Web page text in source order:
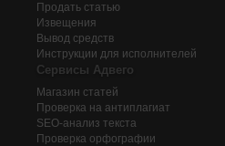
Продать статью
Извещения
Вывод средств
Инструкции для исполнителей
Сервисы Адвего
Магазин статей
Проверка на антиплагиат
SEO-анализ текста
Проверка орфографии